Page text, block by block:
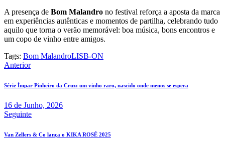
A presença de Bom Malandro no festival reforça a aposta da marca
em experiências autênticas e momentos de partilha, celebrando tudo
aquilo que torna o verão memorável: boa música, bons encontros e
um copo de vinho entre amigos.
Tags: Bom MalandroLISB-ON
Navegação
de
Anterior
Série Ímpar Pinheiro da Cruz: um vinho raro, nascido onde menos se espera
16 de Junho, 2026
Seguinte
Van Zellers & Co lança o KIKA ROSÉ 2025